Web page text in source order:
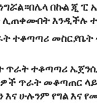
በኩል ጂ
ሊጠቀሙበት እንዲችሉ
ተቆጣጣሪ መስርያቤት
ጥራት ተቆጣጣሪ
ጥራት መቆጣጠር
ሁሉንም የግል እና